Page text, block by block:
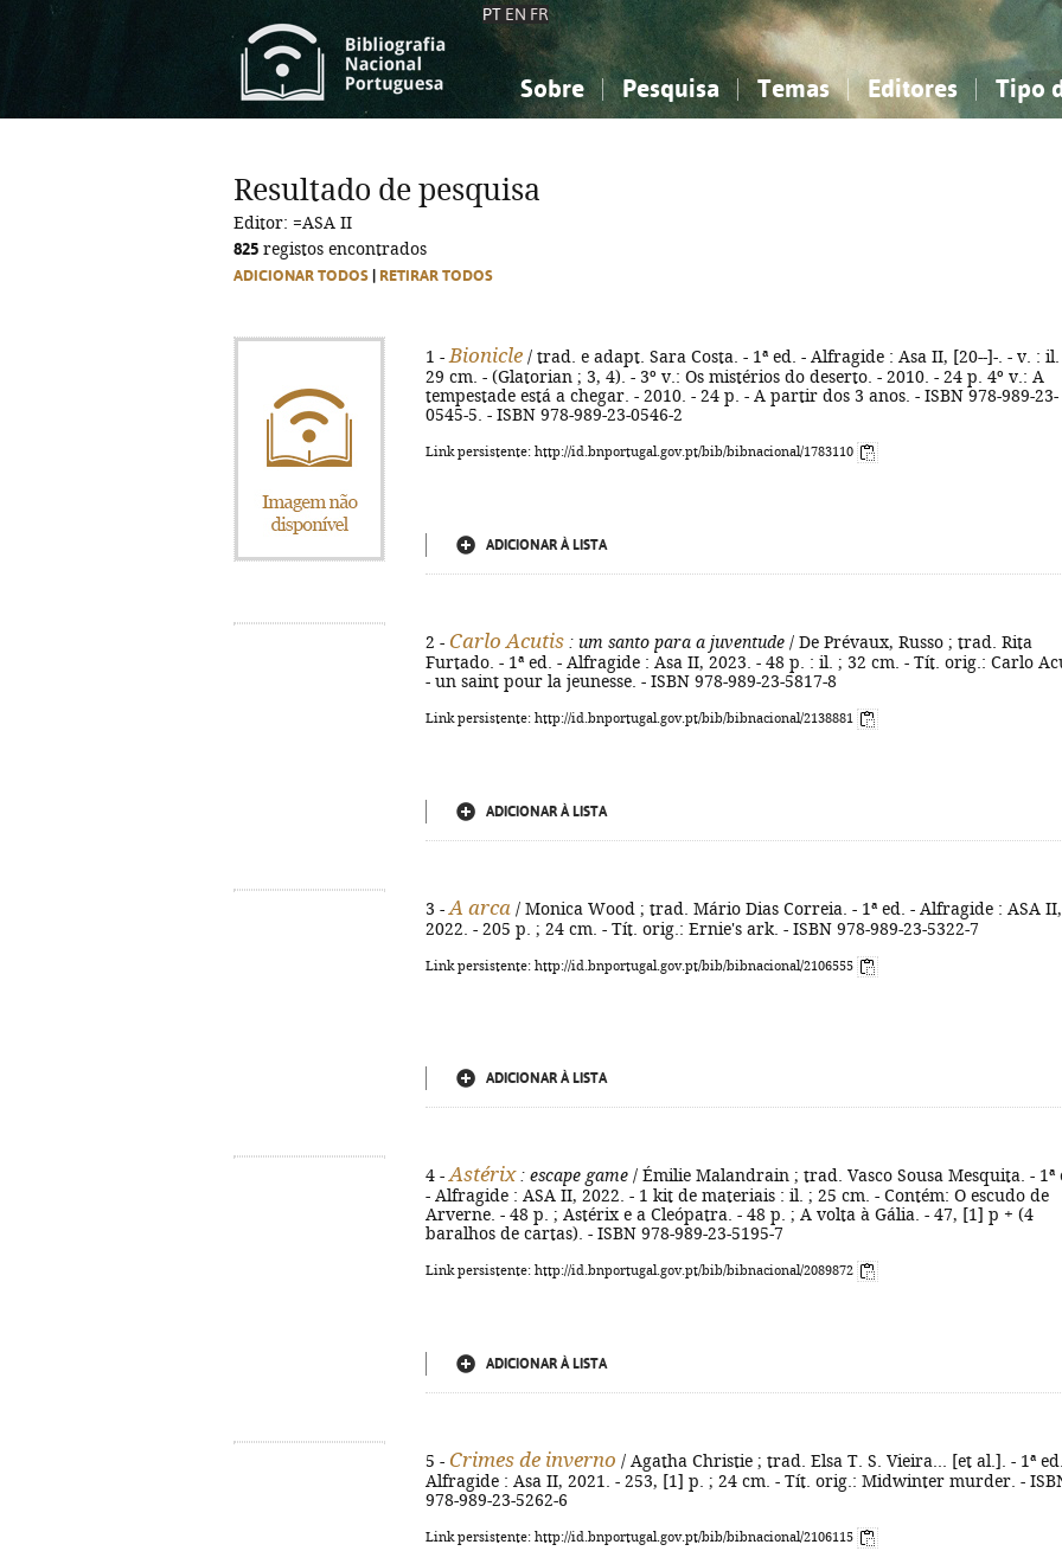
PT EN FR
Sobre Pesquisa Temas
Ciências sociais...
Editores Tipo
Ciências sociais...
Resultado de pesquisa
Editor: =ASA II
825 registos encontrados
ADICIONAR TODOS RETIRAR TODOS
1 - Bionicle / trad. e adapt. Sara Costa. - 1ª ed. - Alfragide : Asa II, [20--]-. - v. : il.
29 cm. - (Glatorian ; 3, 4). - 3º v.: Os mistérios do deserto. - 2010. - 24 p. 4º v.: A
tempestade está a chegar. - 2010. - 24 p. - A partir dos 3 anos. - ISBN 978-989-23-
0545-5. - ISBN 978-989-23-0546-2
Link persistente: http://id.bnportugal.gov.pt/bib/bibnacional/1783110
ADICIONAR À LISTA
2 - Carlo Acutis : um santo para a juventude / De Prévaux, Russo ; trad. Rita
Furtado. - 1ª ed. - Alfragide : Asa II, 2023. - 48 p. : il. ; 32 cm. - Tít. orig.: Carlo
- un saint pour la jeunesse. - ISBN 978-989-23-5817-8
Link persistente: http://id.bnportugal.gov.pt/bib/bibnacional/2138881
ADICIONAR À LISTA
3 - A arca / Monica Wood ; trad. Mário Dias Correia. - 1ª ed. - Alfragide : ASA II,
2022. - 205 p. ; 24 cm. - Tít. orig.: Ernie's ark. - ISBN 978-989-23-5322-7
Link persistente: http://id.bnportugal.gov.pt/bib/bibnacional/2106555
ADICIONAR À LISTA
4 - Astérix: escape game / Émilie Malandrain ; trad. Vasco Sousa Mesquita. - 1ª
- Alfragide : ASA II, 2022. - 1 kit de materiais : il. ; 25 cm. - Contém: O escudo de
Arverne. - 48 p. ; Astérix e a Cleópatra. - 48 p. ; A volta à Gália. - 47, [1] p + (4
baralhos de cartas). - ISBN 978-989-23-5195-7
Link persistente: http://id.bnportugal.gov.pt/bib/bibnacional/2089872
ADICIONAR À LISTA
5 - Crimes de inverno / Agatha Christie ; trad. Elsa T. S. Vieira... [et al.]. - 1ª
Alfragide : Asa II, 2021. - 253, [1] p. ; 24 cm. - Tít. orig.: Midwinter murder. -
978-989-23-5262-6
Link persistente: http://id.bnportugal.gov.pt/bib/bibnacional/2106115